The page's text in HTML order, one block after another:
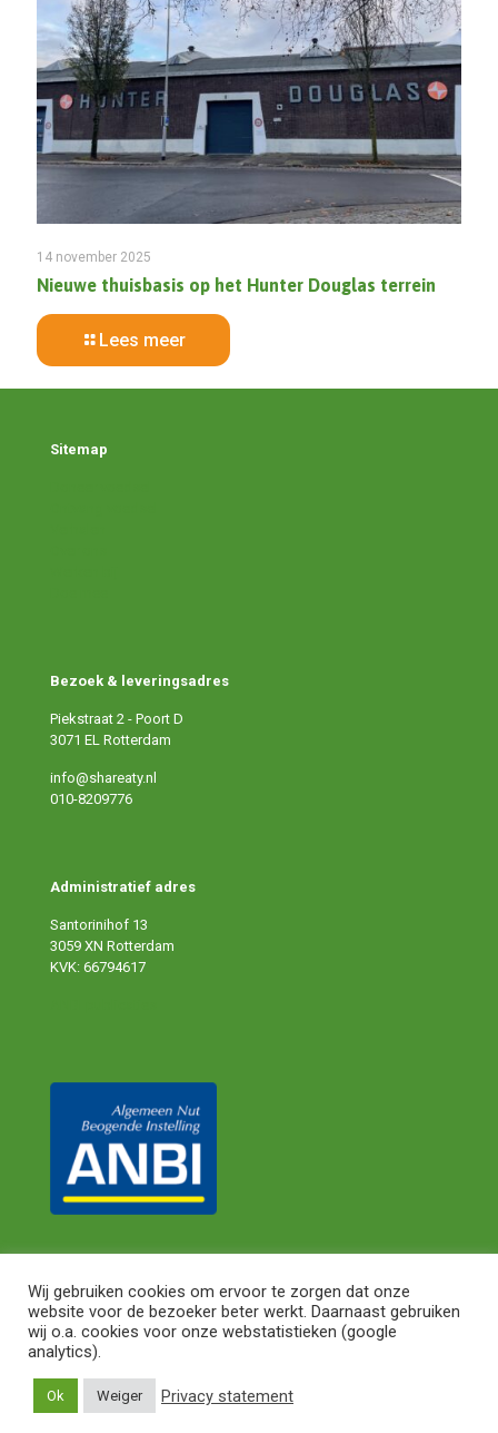
14 november 2025
Nieuwe thuisbasis op het Hunter Douglas terrein
Lees meer
Sitemap
Bezoek & leveringsadres
Piekstraat 2 - Poort D
3071 EL Rotterdam
info@shareaty.nl
010-8209776
Administratief adres
Santorinihof 13
3059 XN Rotterdam
KVK: 66794617
© 2024 Shareaty. All Rights Reserved. Privacy Statement|
Algemene Voorwaarden
Wij gebruiken cookies om ervoor te zorgen dat onze
website voor de bezoeker beter werkt. Daarnaast gebruiken
wij o.a. cookies voor onze webstatistieken (google
analytics).
Ok Weiger Privacy statement